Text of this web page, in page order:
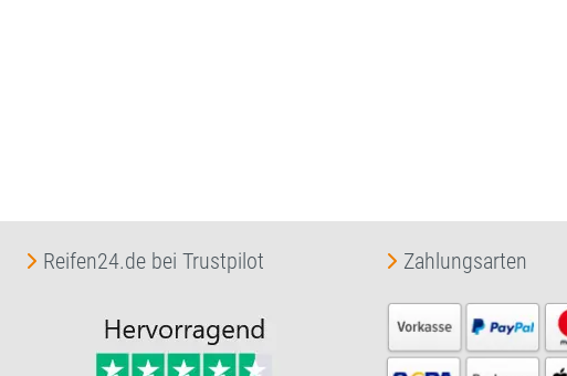
Reifen24.de bei Trustpilot Zahlungsarten